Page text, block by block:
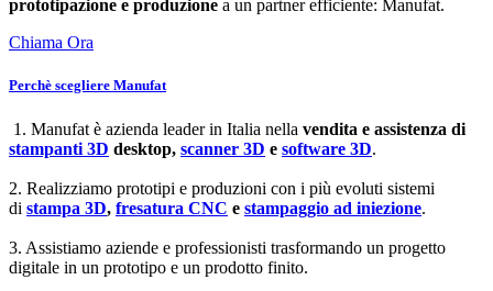
prototipazione e produzione a un partner efficiente: Manufat.
Chiama Ora
Perchè scegliere Manufat
1. Manufat è azienda leader in Italia nella vendita e assistenza di
stampanti 3D desktop, scanner 3D e software 3D.
2. Realizziamo prototipi e produzioni con i più evoluti sistemi
di stampa 3D, fresatura CNC e stampaggio ad iniezione.
3. Assistiamo aziende e professionisti trasformando un progetto
digitale in un prototipo e un prodotto finito.